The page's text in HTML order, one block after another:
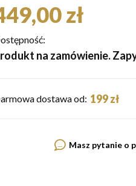
zł
na zamówienie.
dostawa od: 199 zł
Masz pytanie o